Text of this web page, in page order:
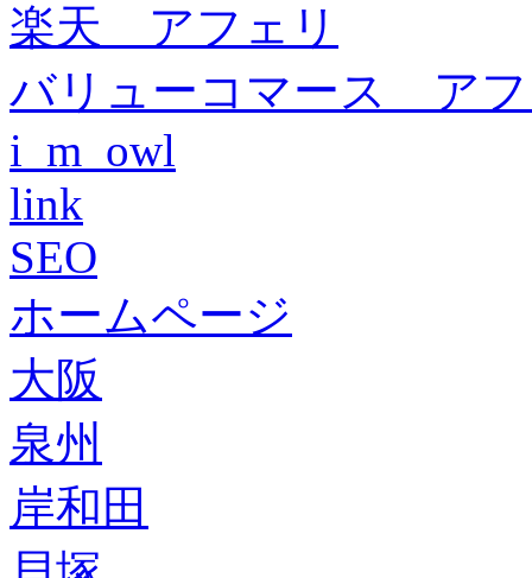
楽天 アフェリ
バリューコマース ア
i_m_owl
link
SEO
ホームページ
大阪
泉州
岸和田